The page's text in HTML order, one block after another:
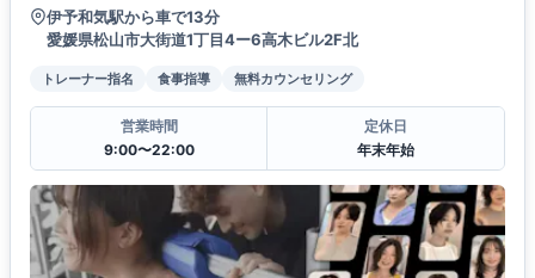
伊予和気駅から車で13分
愛媛県松山市大街道1丁目4ー6高木ビル2F北
トレーナー指名 食事指導 無料カウンセリング
営業時間
9:00〜22:00
定休日
年末年始